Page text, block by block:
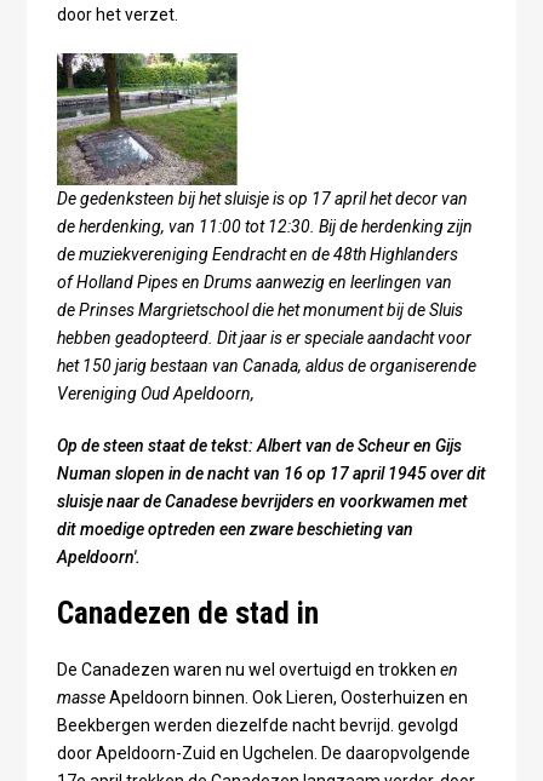
door het verzet.
De gedenksteen bij het sluisje is op 17 april het decor van
de herdenking, van 11:00 tot 12:30. Bij de herdenking zijn
de muziekvereniging Eendracht en de 48th Highlanders
of Holland Pipes en Drums aanwezig en leerlingen van
de Prinses Margrietschool die het monument bij de Sluis
hebben geadopteerd. Dit jaar is er speciale aandacht voor
het 150 jarig bestaan van Canada, aldus de organiserende
Vereniging Oud Apeldoorn,
Op de steen staat de tekst: Albert van de Scheur en Gijs
Numan slopen in de nacht van 16 op 17 april 1945 over dit
sluisje naar de Canadese bevrijders en voorkwamen met
dit moedige optreden een zware beschieting van
Apeldoorn'.
Canadezen de stad in
De Canadezen waren nu wel overtuigd en trokken en
masseApeldoorn binnen. Ook Lieren, Oosterhuizen en
Beekbergen werden diezelfde nacht bevrijd. gevolgd
door Apeldoorn-Zuid en Ugchelen. De daaropvolgende